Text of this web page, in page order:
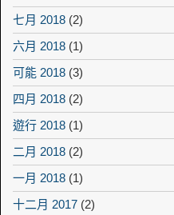
七月 2018 (2)
六月 2018 (1)
可能 2018 (3)
四月 2018 (2)
遊行 2018 (1)
二月 2018 (2)
一月 2018 (1)
十二月 2017 (2)